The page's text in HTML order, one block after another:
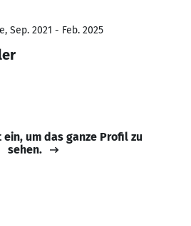
Sep. 2021 - Feb. 2025
ein, um das ganze Profil zu
sehen.